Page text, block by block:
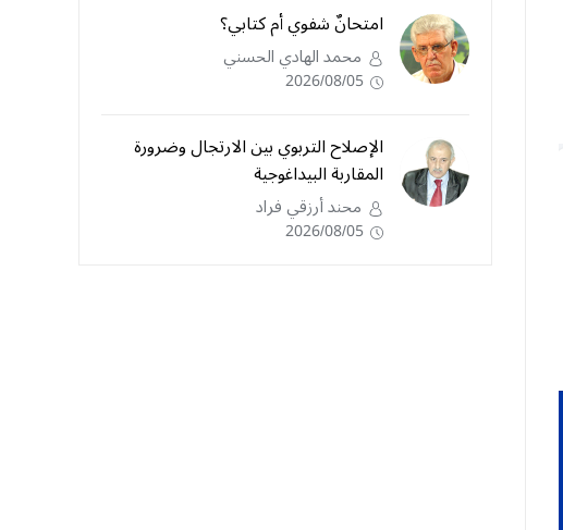
امتحانٌ شفوي أم كتابي؟
محمد الهادي الحسني
2026/08/05
الإصلاح التربوي بين الارتجال وضرورة
المقاربة البيداغوجية
محند أرزقي فراد
2026/08/05